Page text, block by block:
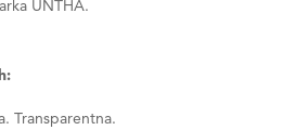
UNTHA.
Transparentna.